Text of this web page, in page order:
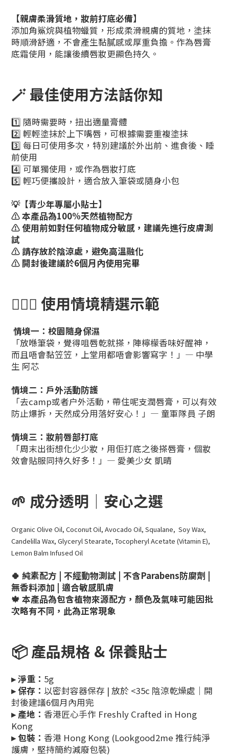
【親膚柔滑質地，妝前打底必備】
添加角鯊烷與植物蠟質，形成柔滑親膚的質地，塗抹
時順滑舒適，不會產生黏膩感或厚重負擔。作為唇膏
底霜使用，能讓後續唇妝更顯色持久。
🪄 最佳使用方法話你知
1️⃣ 隨時需要時，扭出適量膏體
2️⃣ 輕輕塗抹於上下嘴唇，可根據需要重複塗抹
3️⃣ 每日可使用多次，特別建議於外出前、進食後、睡
前使用
4️⃣ 可單獨使用，或作為唇妝打底
5️⃣ 輕巧便攜設計，適合放入筆袋或隨身小包
💡【青少年專屬小貼士】
⚠️ 本產品為100%天然植物配方
⚠️ 使用前如對任何植物成分敏感，建議先進行皮膚測
試
⚠️ 請存放於陰涼處，避免高溫融化
⚠️ 開封後建議於6個月內使用完畢
💁🏻‍♀️ 使用情境精選示範
情境一：校園隨身保濕
「放喺筆袋，覺得咀唇乾就搽，陣檸檬香味好醒神，
而且唔會黏笠笠，上堂用都唔會影響寫字！」— 中學
生 阿芯
情境二：戶外活動防護
「去camp或者户外活動，帶住呢支潤唇膏，可以有效
防止爆拆，天然成分用落好安心！」— 童軍隊員 子朗
情境三：妝前唇部打底
「周末出街想化少少妝，用佢打底之後搽唇膏，個妝
效會貼服同持久好多！」— 愛美少女 凱晴
🌱 成分透明｜安心之選
Organic Olive Oil, Coconut Oil, Avocado Oil, Squalane, Soy Wax,
Candelilla Wax, Glyceryl Stearate, Tocopheryl Acetate (Vitamin E),
Lemon Balm Infused Oil
🍀 純素配方 | 不經動物測試 | 不含Parabens防腐劑 |
無香料添加 | 適合敏感肌膚
🍁 本產品為包含植物來源配方， 顏色及氣味可能因批
次略有不同，此為正常現象
📦 產品規格 & 保養貼士
▸ 淨重： 5g
▸ 保存： 以密封容器保存 | 放於 <35c 陰涼乾燥處｜開
封後建議6個月內用完
▸ 產地： 香港匠心手作 Freshly Crafted in Hong
Kong
▸ 包裝： 香港 Hong Kong (Lookgood2me 推行純淨
護膚，堅持簡約減廢包裝)